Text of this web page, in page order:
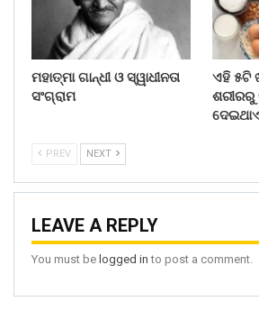
ମହାତ୍ମା ଗାନ୍ଧୀ ଓ ସ୍ୱାଧୀନତା
ସଂଗ୍ରାମ
ଏହି ୫ଟି
PREV NEXT
LEAVE A REPLY
You must be logged in to post a comment.